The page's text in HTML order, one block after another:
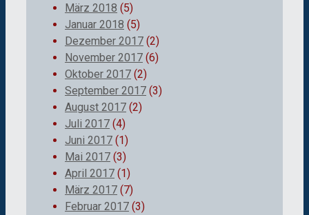
März 2018 (5)
Januar 2018 (5)
Dezember 2017 (2)
November 2017 (6)
Oktober 2017 (2)
September 2017 (3)
August 2017 (2)
Juli 2017 (4)
Juni 2017 (1)
Mai 2017 (3)
April 2017 (1)
März 2017 (7)
Februar 2017 (3)